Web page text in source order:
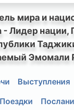
мира и
- Лидер нации,
Эмомали
Выступления
Поездки